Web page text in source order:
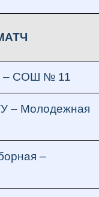
– СОШ № 11
– Молодежная
–